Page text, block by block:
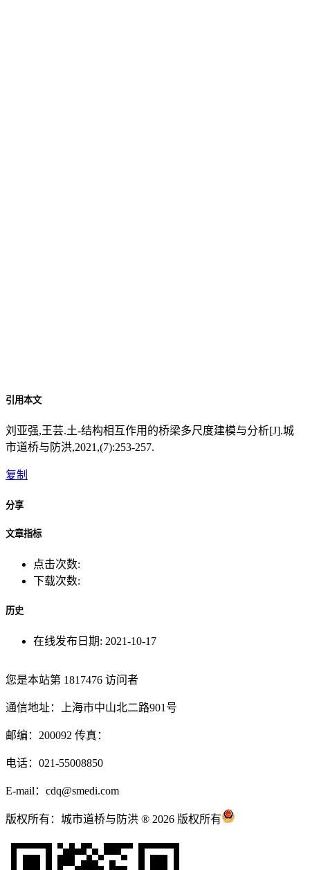
引用本文
刘亚强,王芸.土-结构相互作用的桥梁多尺度建模与分析[J].城
市道桥与防洪,2021,(7):253-257.
复制
分享
文章指标
点击次数:
下载次数:
历史
在线发布日期: 2021-10-17
您是本站第 1817476 访问者
通信地址：上海市中山北二路901号
邮编：200092 传真：
电话：021-55008850
E-mail：cdq@smedi.com
版权所有：城市道桥与防洪 ® 2026 版权所有